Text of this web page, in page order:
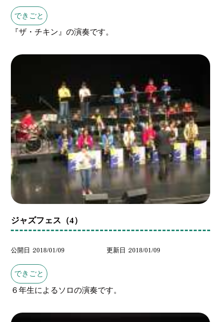
できごと
『ザ・チキン』の演奏です。
ジャズフェス（4）
公開日 2018/01/09 更新日 2018/01/09
できごと
６年生によるソロの演奏です。